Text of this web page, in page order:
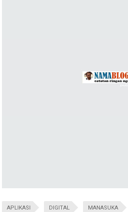
APLIKASI DIGITAL MANASUKA